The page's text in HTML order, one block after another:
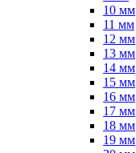
10 мм
11 мм
12 мм
13 мм
14 мм
15 мм
16 мм
17 мм
18 мм
19 мм